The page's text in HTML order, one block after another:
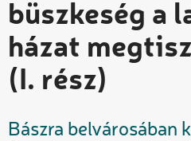
büszkeség a
házat
(I. rész)
Bászra belvárosában